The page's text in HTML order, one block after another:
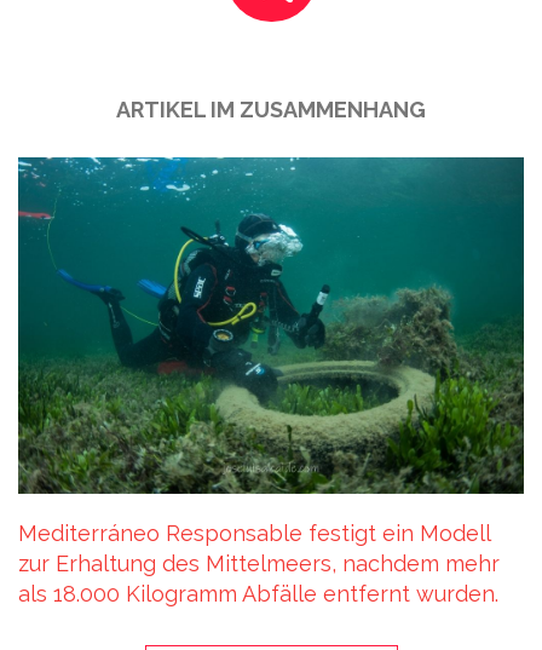
ARTIKEL IM ZUSAMMENHANG
Mediterráneo Responsable festigt ein Modell
zur Erhaltung des Mittelmeers, nachdem mehr
als 18.000 Kilogramm Abfälle entfernt wurden.